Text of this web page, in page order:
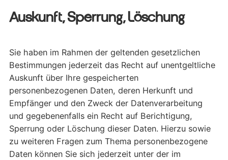
Auskunft, Sperrung, Löschung
Sie haben im Rahmen der geltenden gesetzlichen
Bestimmungen jederzeit das Recht auf unentgeltliche
Auskunft über Ihre gespeicherten
personenbezogenen Daten, deren Herkunft und
Empfänger und den Zweck der Datenverarbeitung
und gegebenenfalls ein Recht auf Berichtigung,
Sperrung oder Löschung dieser Daten. Hierzu sowie
zu weiteren Fragen zum Thema personenbezogene
Daten können Sie sich jederzeit unter der im